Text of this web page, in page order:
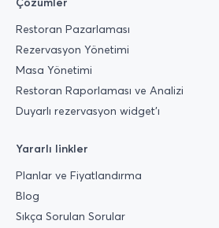
Restoran Pazarlaması
Rezervasyon Yönetimi
Masa Yönetimi
Restoran Raporlaması ve Analizi
Duyarlı rezervasyon widget’ı
Yararlı linkler
Planlar ve Fiyatlandırma
Blog
Sıkça Sorulan Sorular